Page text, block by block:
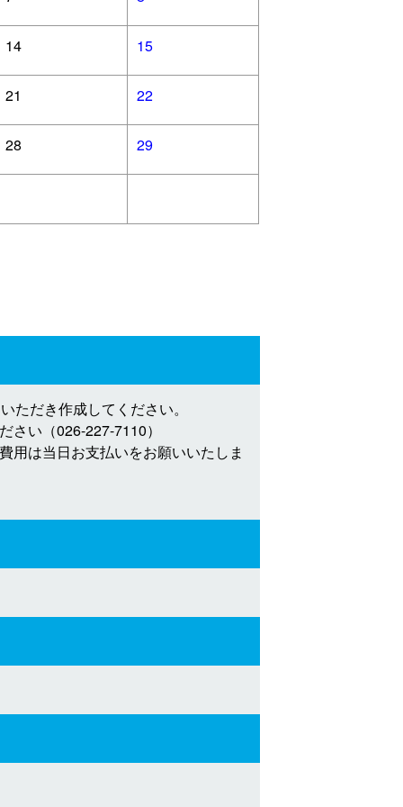
14 15
21 22
28 29
ただき作成してください。
さい（026-227-7110）
用は当日お支払いをお願いいたしま